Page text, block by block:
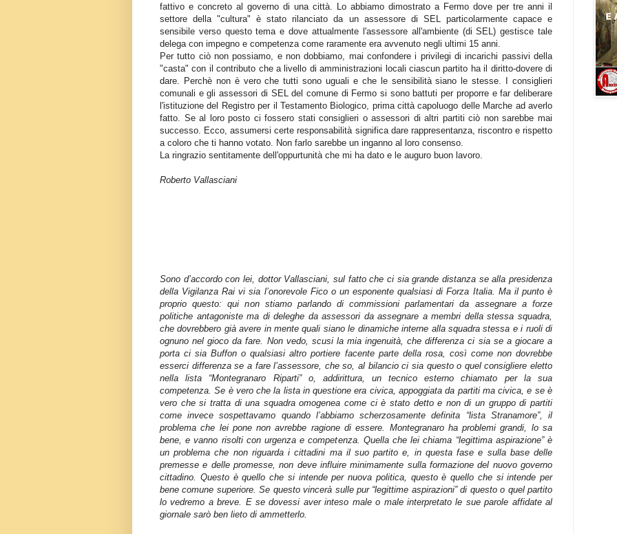
fattivo e concreto al governo di una città. Lo abbiamo dimostrato a Fermo dove per tre anni il
settore della "cultura" è stato rilanciato da un assessore di SEL particolarmente capace e
sensibile verso questo tema e dove attualmente l'assessore all'ambiente (di SEL) gestisce tale
delega con impegno e competenza come raramente era avvenuto negli ultimi 15 anni.
Per tutto ciò non possiamo, e non dobbiamo, mai confondere i privilegi di incarichi passivi della
"casta" con il contributo che a livello di amministrazioni locali ciascun partito ha il diritto-dovere di
dare. Perchè non è vero che tutti sono uguali e che le sensibilità siano le stesse. I consiglieri
comunali e gli assessori di SEL del comune di Fermo si sono battuti per proporre e far deliberare
l'istituzione del Registro per il Testamento Biologico, prima città capoluogo delle Marche ad averlo
fatto. Se al loro posto ci fossero stati consiglieri o assessori di altri partiti ciò non sarebbe mai
successo. Ecco, assumersi certe responsabilità significa dare rappresentanza, riscontro e rispetto
a coloro che ti hanno votato. Non farlo sarebbe un inganno al loro consenso.
La ringrazio sentitamente dell'oppurtunità che mi ha dato e le auguro buon lavoro.
Roberto Vallasciani
Sono d’accordo con lei, dottor Vallasciani, sul fatto che ci sia grande distanza se alla presidenza
della Vigilanza Rai vi sia l’onorevole Fico o un esponente qualsiasi di Forza Italia. Ma il punto è
proprio questo: qui non stiamo parlando di commissioni parlamentari da assegnare a forze
politiche antagoniste ma di deleghe da assessori da assegnare a membri della stessa squadra,
che dovrebbero già avere in mente quali siano le dinamiche interne alla squadra stessa e i ruoli di
ognuno nel gioco da fare. Non vedo, scusi la mia ingenuità, che differenza ci sia se a giocare a
porta ci sia Buffon o qualsiasi altro portiere facente parte della rosa, così come non dovrebbe
esserci differenza se a fare l’assessore, che so, al bilancio ci sia questo o quel consigliere eletto
nella lista “Montegranaro Riparti” o, addirittura, un tecnico esterno chiamato per la sua
competenza. Se è vero che la lista in questione era civica, appoggiata da partiti ma civica, e se è
vero che si tratta di una squadra omogenea come ci è stato detto e non di un gruppo di partiti
come invece sospettavamo quando l’abbiamo scherzosamente definita “lista Stranamore”, il
problema che lei pone non avrebbe ragione di essere. Montegranaro ha problemi grandi, lo sa
bene, e vanno risolti con urgenza e competenza. Quella che lei chiama “legittima aspirazione” è
un problema che non riguarda i cittadini ma il suo partito e, in questa fase e sulla base delle
premesse e delle promesse, non deve influire minimamente sulla formazione del nuovo governo
cittadino. Questo è quello che si intende per nuova politica, questo è quello che si intende per
bene comune superiore. Se questo vincerà sulle pur “legittime aspirazioni” di questo o quel partito
lo vedremo a breve. E se dovessi aver inteso male o male interpretato le sue parole affidate al
giornale sarò ben lieto di ammetterlo.